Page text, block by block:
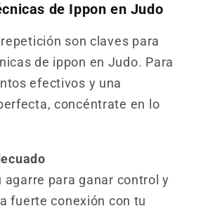
de Ippon en Judo
son claves para
de ippon en Judo. Para
efectivos y una
concéntrate en lo
agarre para ganar control y
fuerte conexión con tu